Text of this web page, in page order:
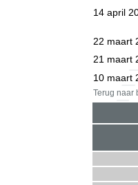
14 april
22 maart
21 maart
10 maart
Terug naar